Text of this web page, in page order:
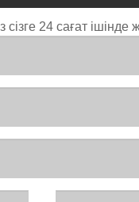
24 сағат ішінде